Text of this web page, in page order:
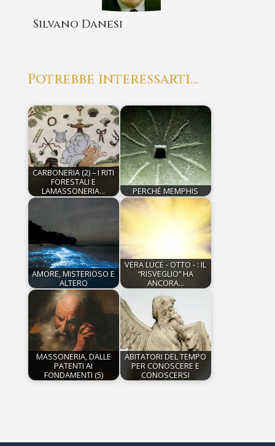
Silvano Danesi
Potrebbe interessarti…
CARBONERIA (2) – I RITI
FORESTALI E
LAMASSONERIA…
PERCHÉ MEMPHIS
AMORE, MISTERIOSO E
ALTERO
VERA LUCE - OTTO - : IL
“RISVEGLIO” HA
ANCORA…
MASSONERIA, DALLE
PATENTI AI
FONDAMENTI (5)
ABITATORI DEL TEMPO
PER CONOSCERE E
CONOSCERSI